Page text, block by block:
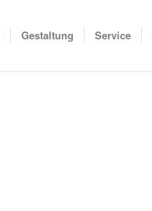
Gestaltung Service